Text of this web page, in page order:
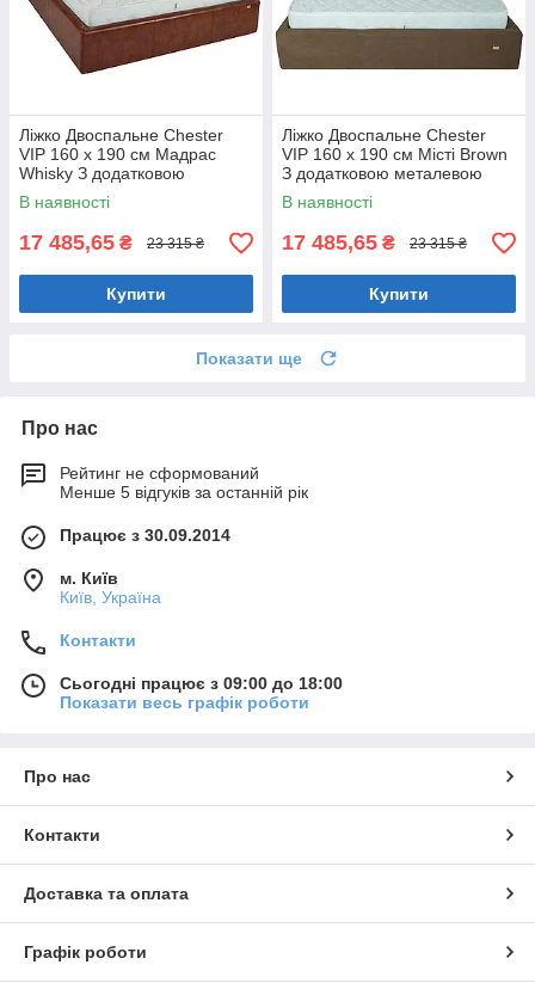
Ліжко Двоспальне Chester
VIP 160 х 190 см Мадрас
Whisky З додатковою
металевою цільнозварною
рамою Коричневий
В наявності
17 485,65 ₴ 23 315 ₴
Купити
Ліжко Двоспальне Chester
VIP 160 х 190 см Місті Brown
З додатковою металевою
цільнозварною рамою
Коричневий
В наявності
17 485,65 ₴ 23 315 ₴
Купити
Показати ще
Про нас
Рейтинг не сформований
Менше 5 відгуків за останній рік
Працює з 30.09.2014
м. Київ
Київ, Україна
Контакти
Сьогодні працює з 09:00 до 18:00
Показати весь графік роботи
Про нас
Контакти
Доставка та оплата
Графік роботи